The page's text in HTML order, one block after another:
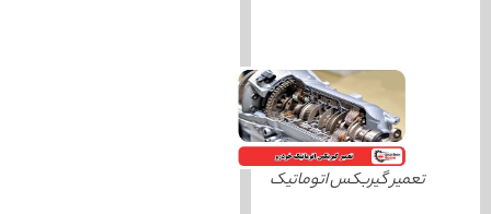
تعمیر گیربکس اتوماتیک